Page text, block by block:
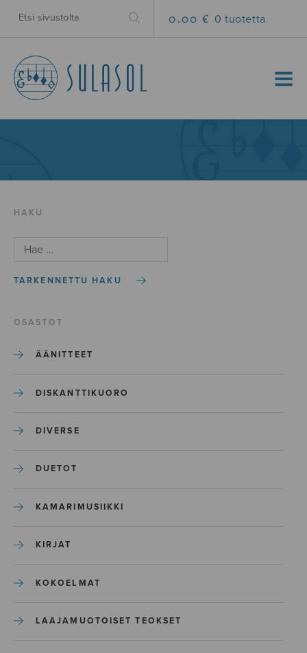
0.00 € 0 tuotetta
MENU
HAKU
TARKENNETTU HAKU
OSASTOT
ÄÄNITTEET
DISKANTTIKUORO
DIVERSE
DUETOT
KAMARIMUSIIKKI
KIRJAT
KOKOELMAT
LAAJAMUOTOISET TEOKSET